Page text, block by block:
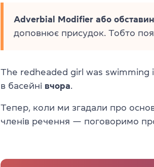
Adverbial Modifier або
доповнює присудок. Тобто
The redheaded girl was swimming
в басейні вчора.
Тепер, коли ми згадали про
членів речення — поговоримо